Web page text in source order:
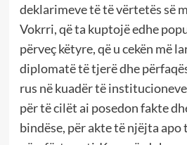
deklarimeve të të vërtetës së
Vokrri, që ta kuptojë edhe
përveç këtyre, që u cekën më
diplomatë të tjerë dhe
rus në kuadër të
për të cilët ai posedon fakte
bindëse, për akte të njëjta apo